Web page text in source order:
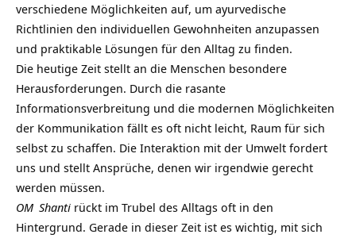
verschiedene Möglichkeiten auf, um ayurvedische
Richtlinien den individuellen Gewohnheiten anzupassen
und praktikable Lösungen für den Alltag zu finden.
Die heutige Zeit stellt an die Menschen besondere
Herausforderungen. Durch die rasante
Informationsverbreitung und die modernen Möglichkeiten
der Kommunikation fällt es oft nicht leicht, Raum für sich
selbst zu schaffen. Die Interaktion mit der Umwelt fordert
uns und stellt Ansprüche, denen wir irgendwie gerecht
werden müssen.
OM Shanti rückt im Trubel des Alltags oft in den
Hintergrund. Gerade in dieser Zeit ist es wichtig, mit sich